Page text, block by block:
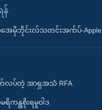
န်
ေမိုဘိုင်းလ်သတင်းအက်ပ်-Apple
ပ်တဲ့ အာရှအသံ RFA
ရိကန္အစိုးရမူဝါဒ